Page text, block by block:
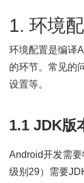
1. 环境
环境配置是编译
的环节。常见的
设置等。
1.1 JDK版
Android开发需
级别29）需要